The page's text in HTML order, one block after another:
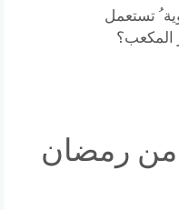
تستعمل
المكعب؟
من رمضان